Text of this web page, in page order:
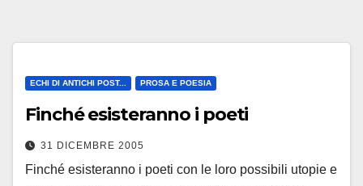
ECHI DI ANTICHI POST... PROSA E POESIA
Finché esisteranno i poeti
31 DICEMBRE 2005
Finché esisteranno i poeti con le loro possibili utopie e